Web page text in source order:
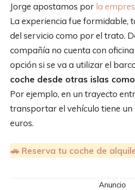
Jorge apostamos por la
La experiencia fue formidable,
del servicio como por el trato.
compañía no cuenta con
opción si se va a utilizar el
coche desde otras islas
Por ejemplo, en un trayecto
transportar el vehículo tiene un
euros.
🚗 Reserva tu coche de
Anuncio